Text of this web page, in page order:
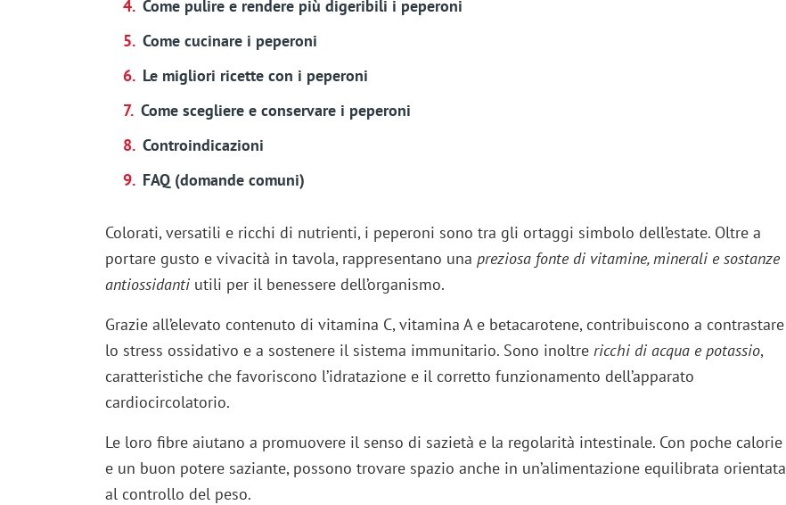
Come pulire e rendere più digeribili i peperoni
Come cucinare i peperoni
Le migliori ricette con i peperoni
Come scegliere e conservare i peperoni
Controindicazioni
FAQ (domande comuni)
Colorati, versatili e ricchi di nutrienti, i peperoni sono tra gli ortaggi simbolo dell’estate. Oltre a
portare gusto e vivacità in tavola, rappresentano una preziosa fonte di vitamine, minerali e sostanze
antiossidantiutili per il benessere dell’organismo.
Grazie all’elevato contenuto di vitamina C, vitamina A e betacarotene, contribuiscono a contrastare
lo stress ossidativo e a sostenere il sistema immunitario. Sono inoltre ricchi di acqua e potassio,
caratteristiche che favoriscono l’idratazione e il corretto funzionamento dell’apparato
cardiocircolatorio.
Le loro fibre aiutano a promuovere il senso di sazietà e la regolarità intestinale. Con poche calorie
e un buon potere saziante, possono trovare spazio anche in un’alimentazione equilibrata orientata
al controllo del peso.